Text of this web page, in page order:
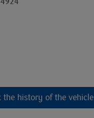
the history of the vehicle